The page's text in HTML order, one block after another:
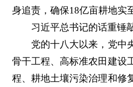
身追责，确保18亿亩耕地实
习近平总书记的话重锤
党的十八大以来，党中
骨干工程、高标准农田建设
程、耕地土壤污染治理和修